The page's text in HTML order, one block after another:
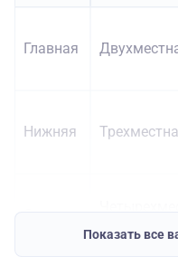
Главная
Нижняя
Показать все